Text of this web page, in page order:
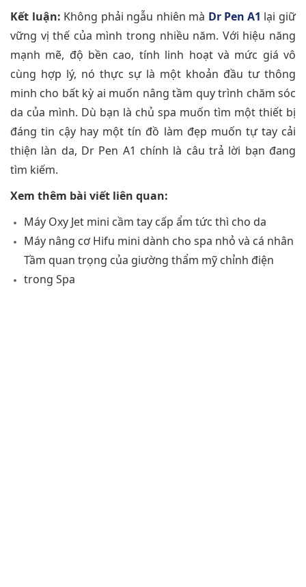
Kết luận: Không phải ngẫu nhiên mà Dr Pen A1 lại giữ
vững vị thế của mình trong nhiều năm. Với hiệu năng
mạnh mẽ, độ bền cao, tính linh hoạt và mức giá vô
cùng hợp lý, nó thực sự là một khoản đầu tư thông
minh cho bất kỳ ai muốn nâng tầm quy trình chăm sóc
da của mình. Dù bạn là chủ spa muốn tìm một thiết bị
đáng tin cậy hay một tín đồ làm đẹp muốn tự tay cải
thiện làn da, Dr Pen A1 chính là câu trả lời bạn đang
tìm kiếm.
Xem thêm bài viết liên quan:
Máy Oxy Jet mini cầm tay cấp ẩm tức thì cho da
Máy nâng cơ Hifu mini dành cho spa nhỏ và cá nhân
Tầm quan trọng của giường thẩm mỹ chỉnh điện
trong Spa